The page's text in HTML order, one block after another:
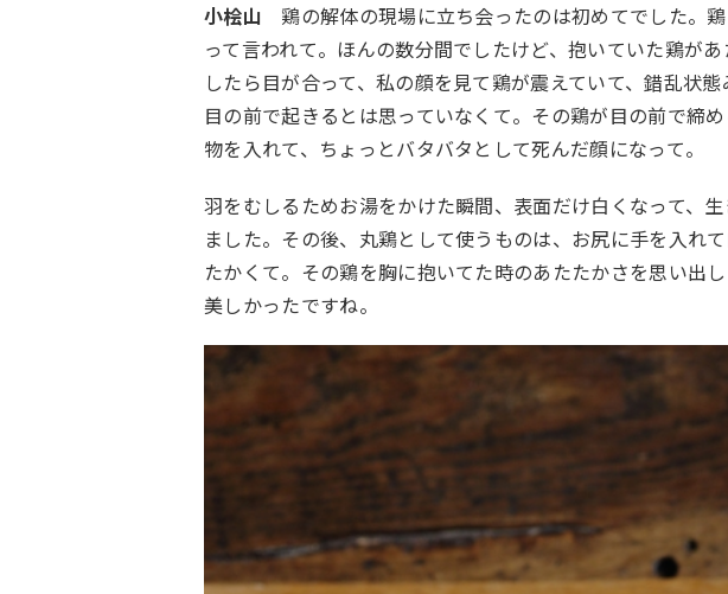
小桧山 鶏の解体の現場に立ち会ったのは初めてでした。
って言われて。ほんの数分間でしたけど、抱いていた鶏が
したら目が合って、私の顔を見て鶏が震えていて、錯乱状
目の前で起きるとは思っていなくて。その鶏が目の前で締
物を入れて、ちょっとバタバタとして死んだ顔になって。
羽をむしるためお湯をかけた瞬間、表面だけ白くなって、
ました。その後、丸鶏として使うものは、お尻に手を入れ
たかくて。その鶏を胸に抱いてた時のあたたかさを思い出
美しかったですね。